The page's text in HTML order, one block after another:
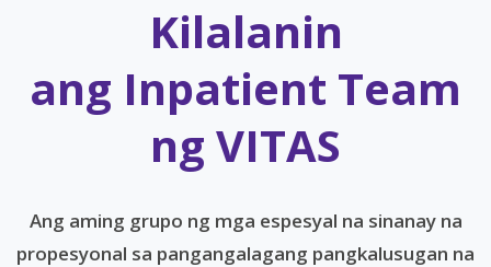
Kilalanin
ang Inpatient Team
ng VITAS
Ang aming grupo ng mga espesyal na sinanay na
propesyonal sa pangangalagang pangkalusugan na